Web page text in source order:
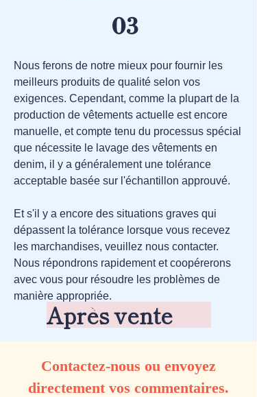
03
Après vente
Nous ferons de notre mieux pour fournir les
meilleurs produits de qualité selon vos
exigences. Cependant, comme la plupart de la
production de vêtements actuelle est encore
manuelle, et compte tenu du processus spécial
que nécessite le lavage des vêtements en
denim, il y a généralement une tolérance
acceptable basée sur l'échantillon approuvé.
Et s'il y a encore des situations graves qui
dépassent la tolérance lorsque vous recevez
les marchandises, veuillez nous contacter.
Nous répondrons rapidement et coopérerons
avec vous pour résoudre les problèmes de
manière appropriée.
Contactez-nous ou envoyez
directement vos commentaires.